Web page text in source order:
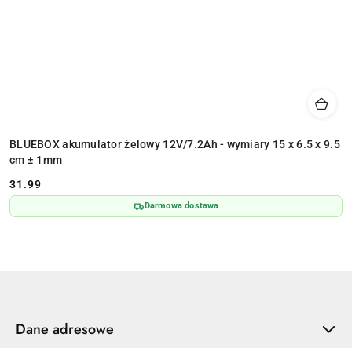
BLUEBOX akumulator żelowy 12V/7.2Ah - wymiary 15 x 6.5 x 9.5
cm ± 1mm
Cena:
31.99
Darmowa dostawa
Dane adresowe